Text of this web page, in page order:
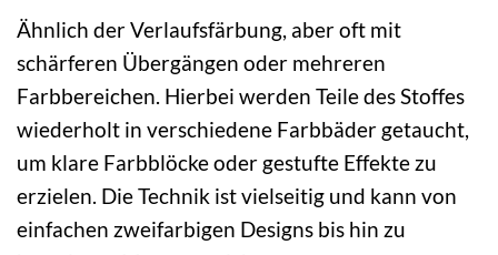
Ähnlich der Verlaufsfärbung, aber oft mit
schärferen Übergängen oder mehreren
Farbbereichen. Hierbei werden Teile des Stoffes
wiederholt in verschiedene Farbbäder getaucht,
um klare Farbblöcke oder gestufte Effekte zu
erzielen. Die Technik ist vielseitig und kann von
einfachen zweifarbigen Designs bis hin zu